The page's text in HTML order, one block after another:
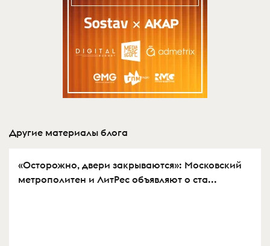
Другие материалы блога
«Осторожно, двери закрываются»: Московский
метрополитен и ЛитРес объявляют о ста...